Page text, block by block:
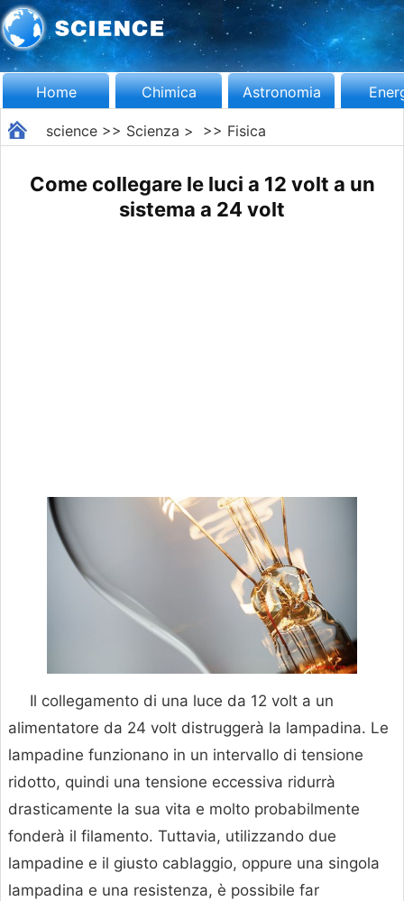
Home Chimica Astronomia
science>> Scienza > >> Fisica
Come collegare le luci a 12 volt a un
sistema a 24 volt
Il collegamento di una luce da 12 volt a un
alimentatore da 24 volt distruggerà la lampadina. Le
lampadine funzionano in un intervallo di tensione
ridotto, quindi una tensione eccessiva ridurrà
drasticamente la sua vita e molto probabilmente
fonderà il filamento. Tuttavia, utilizzando due
lampadine e il giusto cablaggio, oppure una singola
lampadina e una resistenza, è possibile far